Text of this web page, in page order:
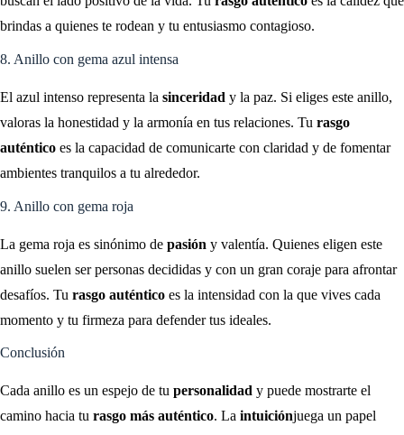
brindas a quienes te rodean y tu entusiasmo contagioso.
8. Anillo con gema azul intensa
El azul intenso representa la sinceridad y la paz. Si eliges este anillo,
valoras la honestidad y la armonía en tus relaciones. Tu rasgo
auténtico es la capacidad de comunicarte con claridad y de fomentar
ambientes tranquilos a tu alrededor.
9. Anillo con gema roja
La gema roja es sinónimo de pasión y valentía. Quienes eligen este
anillo suelen ser personas decididas y con un gran coraje para afrontar
desafíos. Tu rasgo auténtico es la intensidad con la que vives cada
momento y tu firmeza para defender tus ideales.
Conclusión
Cada anillo es un espejo de tu personalidad y puede mostrarte el
camino hacia tu rasgo más auténtico. La intuiciónjuega un papel